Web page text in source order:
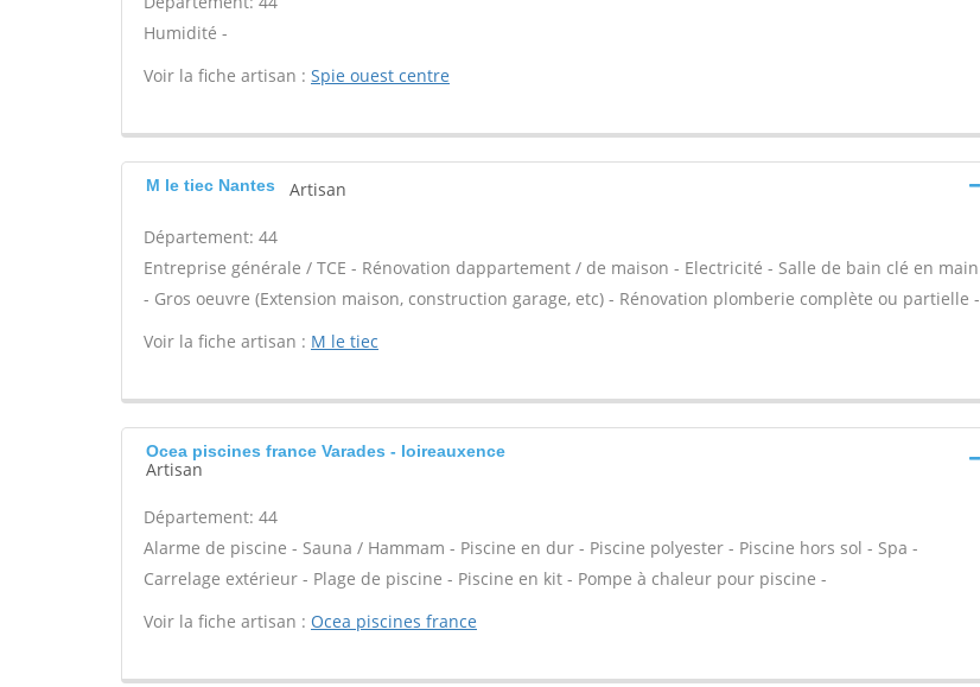
Humidité -
Voir la fiche artisan : Spie ouest centre
M le tiec Nantes Artisan
Département: 44
Entreprise générale / TCE - Rénovation dappartement / de maison - Electricité - Salle de bain clé en main
- Gros oeuvre (Extension maison, construction garage, etc) - Rénovation plomberie complète ou partielle -
Voir la fiche artisan : M le tiec
Ocea piscines france Varades - loireauxence
Artisan
Département: 44
Alarme de piscine - Sauna / Hammam - Piscine en dur - Piscine polyester - Piscine hors sol - Spa -
Carrelage extérieur - Plage de piscine - Piscine en kit - Pompe à chaleur pour piscine -
Voir la fiche artisan : Ocea piscines france